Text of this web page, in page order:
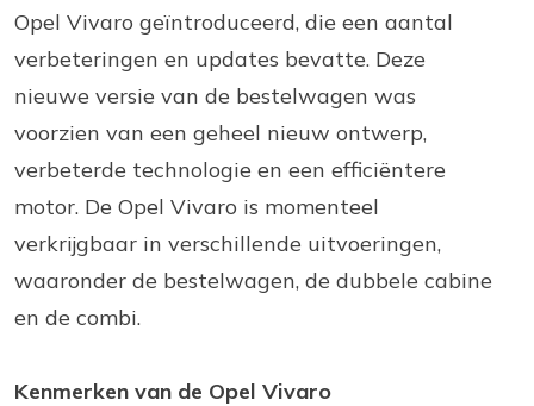
Opel Vivaro geïntroduceerd, die een aantal
verbeteringen en updates bevatte. Deze
nieuwe versie van de bestelwagen was
voorzien van een geheel nieuw ontwerp,
verbeterde technologie en een efficiëntere
motor. De Opel Vivaro is momenteel
verkrijgbaar in verschillende uitvoeringen,
waaronder de bestelwagen, de dubbele cabine
en de combi.
Kenmerken van de Opel Vivaro